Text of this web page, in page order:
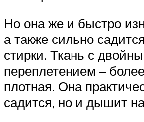
Но она же и быстро
а также сильно
стирки. Ткань с
переплетением –
плотная. Она
садится, но и дышит